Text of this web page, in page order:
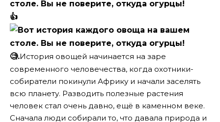
👍
🧐.История овощей начинается на заре
современного человечества, когда охотники-
собиратели покинули Африку и начали заселять
всю планету. Разводить полезные растения
человек стал очень давно, ещё в каменном веке.
Сначала люди собирали то, что давала природа и